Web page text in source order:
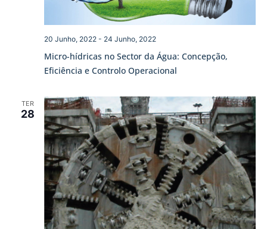
Micro-hídricas no Sector da Água: Concepção,
Eficiência e Controlo Operacional
20 Junho, 2022- 24 Junho, 2022
TER
28